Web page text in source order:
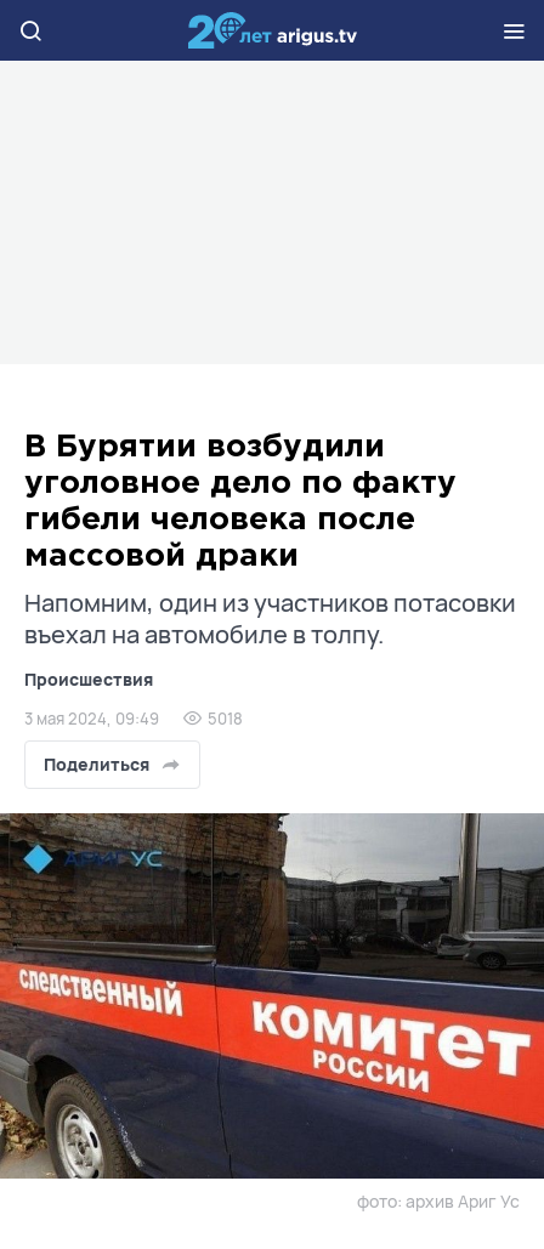
В Бурятии возбудили
уголовное дело по факту
гибели человека после
массовой драки
Напомним, один из участников потасовки
въехал на автомобиле в толпу.
Происшествия
3 мая 2024, 09:49 5018
Поделиться
фото: архив Ариг Ус